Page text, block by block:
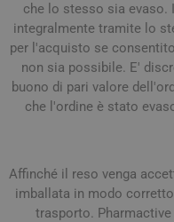
che lo stesso sia evaso.
integralmente tramite lo
per l'acquisto se
non sia possibile. E'
buono di pari valore
che l'ordine è stato
Affinché il reso venga
imballata in modo
trasporto.